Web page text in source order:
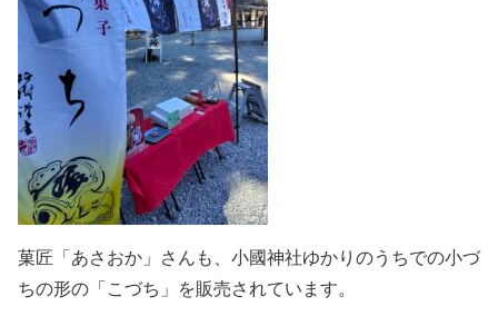
菓匠「あさおか」さんも、小國神社ゆかりのうちでの小づ
ちの形の「こづち」を販売されています。